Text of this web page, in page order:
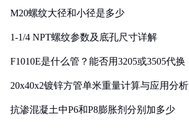
M20螺纹大径和小径是多少
1-1/4 NPT螺纹参数及底孔尺寸详解
F1010E是什么管？能否用3205或3505代换
20x40x2镀锌方管单米重量计算与应用分析
抗渗混凝土中P6和P8膨胀剂分别加多少